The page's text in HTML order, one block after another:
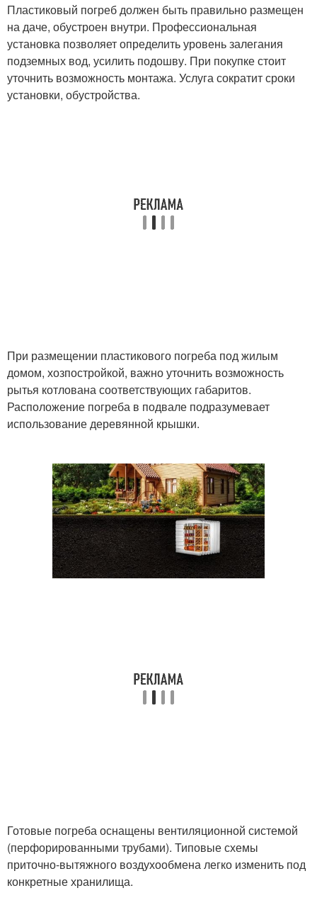
Пластиковый погреб должен быть правильно размещен
на даче, обустроен внутри. Профессиональная
установка позволяет определить уровень залегания
подземных вод, усилить подошву. При покупке стоит
уточнить возможность монтажа. Услуга сократит сроки
установки, обустройства.
При размещении пластикового погреба под жилым
домом, хозпостройкой, важно уточнить возможность
рытья котлована соответствующих габаритов.
Расположение погреба в подвале подразумевает
использование деревянной крышки.
Готовые погреба оснащены вентиляционной системой
(перфорированными трубами). Типовые схемы
приточно-вытяжного воздухообмена легко изменить под
конкретные хранилища.